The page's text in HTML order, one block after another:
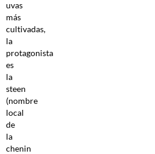
uvas
más
cultivadas,
la
protagonista
es
la
steen
(nombre
local
de
la
chenin